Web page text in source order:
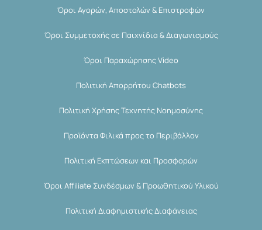
Όροι Αγορών, Αποστολών & Επιστροφών
Όροι Συμμετοχής σε Παιχνίδια & Διαγωνισμούς
Όροι Παραχώρησης Video
Πολιτική Απορρήτου Chatbots
Πολιτική Χρήσης Τεχνητής Νοημοσύνης
Προϊόντα Φιλικά προς το Περιβάλλον
Πολιτική Εκπτώσεων και Προσφορών
Όροι Affiliate Συνδέσμων & Προωθητικού Υλικού
Πολιτική Διαφημιστικής Διαφάνειας